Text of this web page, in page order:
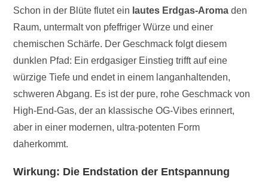
Schon in der Blüte flutet ein lautes Erdgas-Aroma den
Raum, untermalt von pfeffriger Würze und einer
chemischen Schärfe. Der Geschmack folgt diesem
dunklen Pfad: Ein erdgasiger Einstieg trifft auf eine
würzige Tiefe und endet in einem langanhaltenden,
schweren Abgang. Es ist der pure, rohe Geschmack von
High-End-Gas, der an klassische OG-Vibes erinnert,
aber in einer modernen, ultra-potenten Form
daherkommt.
Wirkung: Die Endstation der Entspannung